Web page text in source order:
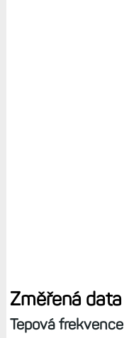
Změřená data
Tepová frekvence